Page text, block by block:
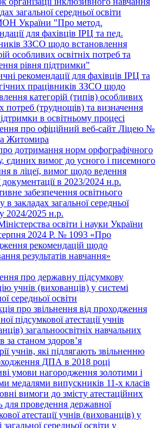
загальної середньої освіти
України "Про метод.
для фахівців ІРЦ та пед.
ЗЗСО щодо встановлення
особливих освітніх потреб та
рівня підтримки"
рекомендації для фахівців ІРЦ та
працівників ЗЗСО щодо
категорій (типів) особливих
потреб (труднощів) та визначення
в освітньому процесі
про офіційний веб-сайт Ліцею №
Житомира
дотримання норм орфографічного
єдиних вимог до усного і писемного
в ліцеї, вимог щодо ведення
документації в 2023/2024 н.р.
забезпечення освітнього
в закладах загальної середньої
2024/2025 н.р.
освіти і науки України
2024 Р. № 1093 «Про
рекомендацій щодо
результатів навчання»
про державну підсумкову
учнів (вихованців) у системі
середньої освіти
про звільнення від проходження
підсумкової атестації учнів
загальноосвітніх навчальних
за станом здоров’я
учнів, які підлягають звільненню
ДПА в 2018 році
умови нагородження золотими і
медалями випускників 11-х класів
вимоги до змісту атестаційних
для проведення державної
атестації учнів (вихованців) у
загальної середньої освіти у